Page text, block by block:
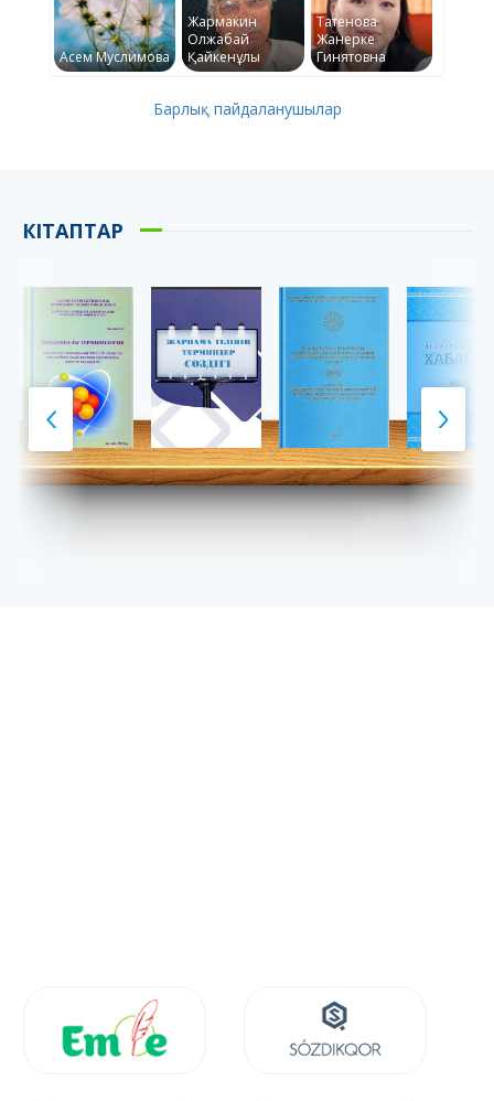
Асем Муслимова
Жармакин
Олжабай
Қайкенұлы
Татенова
Жанерке
Гинятовна
Барлық пайдаланушылар
КІТАПТАР